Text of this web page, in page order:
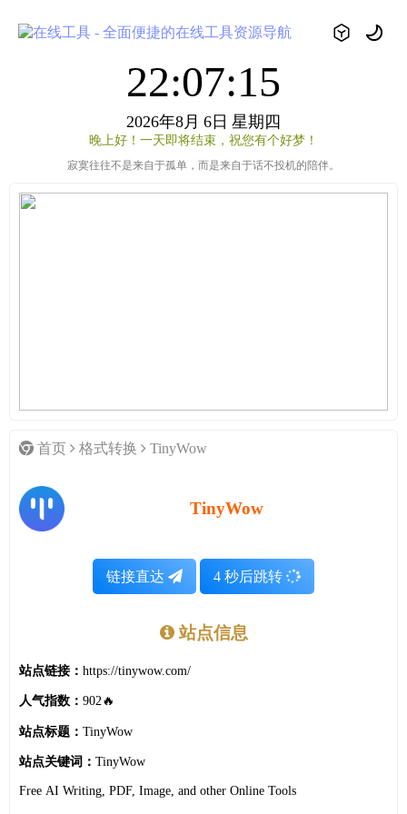
22:07:15
2026年8月 6日 星期四
晚上好！一天即将结束，祝您有个好梦！
寂寞往往不是来自于孤单，而是来自于话不投机的陪伴。
首页 格式转换 TinyWow
TinyWow
链接直达 4 秒后跳转
站点信息
站点链接： https://tinywow.com/
人气指数： 902🔥
站点标题： TinyWow
站点关键词： TinyWow
Free AI Writing, PDF, Image, and other Online Tools